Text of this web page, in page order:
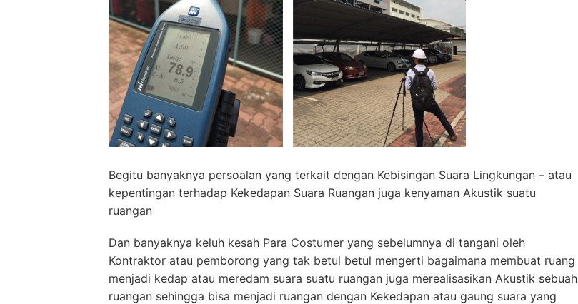
Begitu banyaknya persoalan yang terkait dengan Kebisingan Suara Lingkungan – atau
kepentingan terhadap Kekedapan Suara Ruangan juga kenyaman Akustik suatu
ruangan
Dan banyaknya keluh kesah Para Costumer yang sebelumnya di tangani oleh
Kontraktor atau pemborong yang tak betul betul mengerti bagaimana membuat ruang
menjadi kedap atau meredam suara suatu ruangan juga merealisasikan Akustik sebuah
ruangan sehingga bisa menjadi ruangan dengan Kekedapan atau gaung suara yang